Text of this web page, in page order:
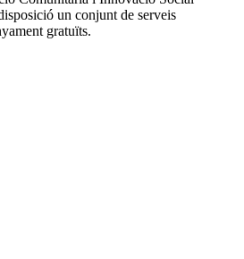
un conjunt de serveis
gratuïts.